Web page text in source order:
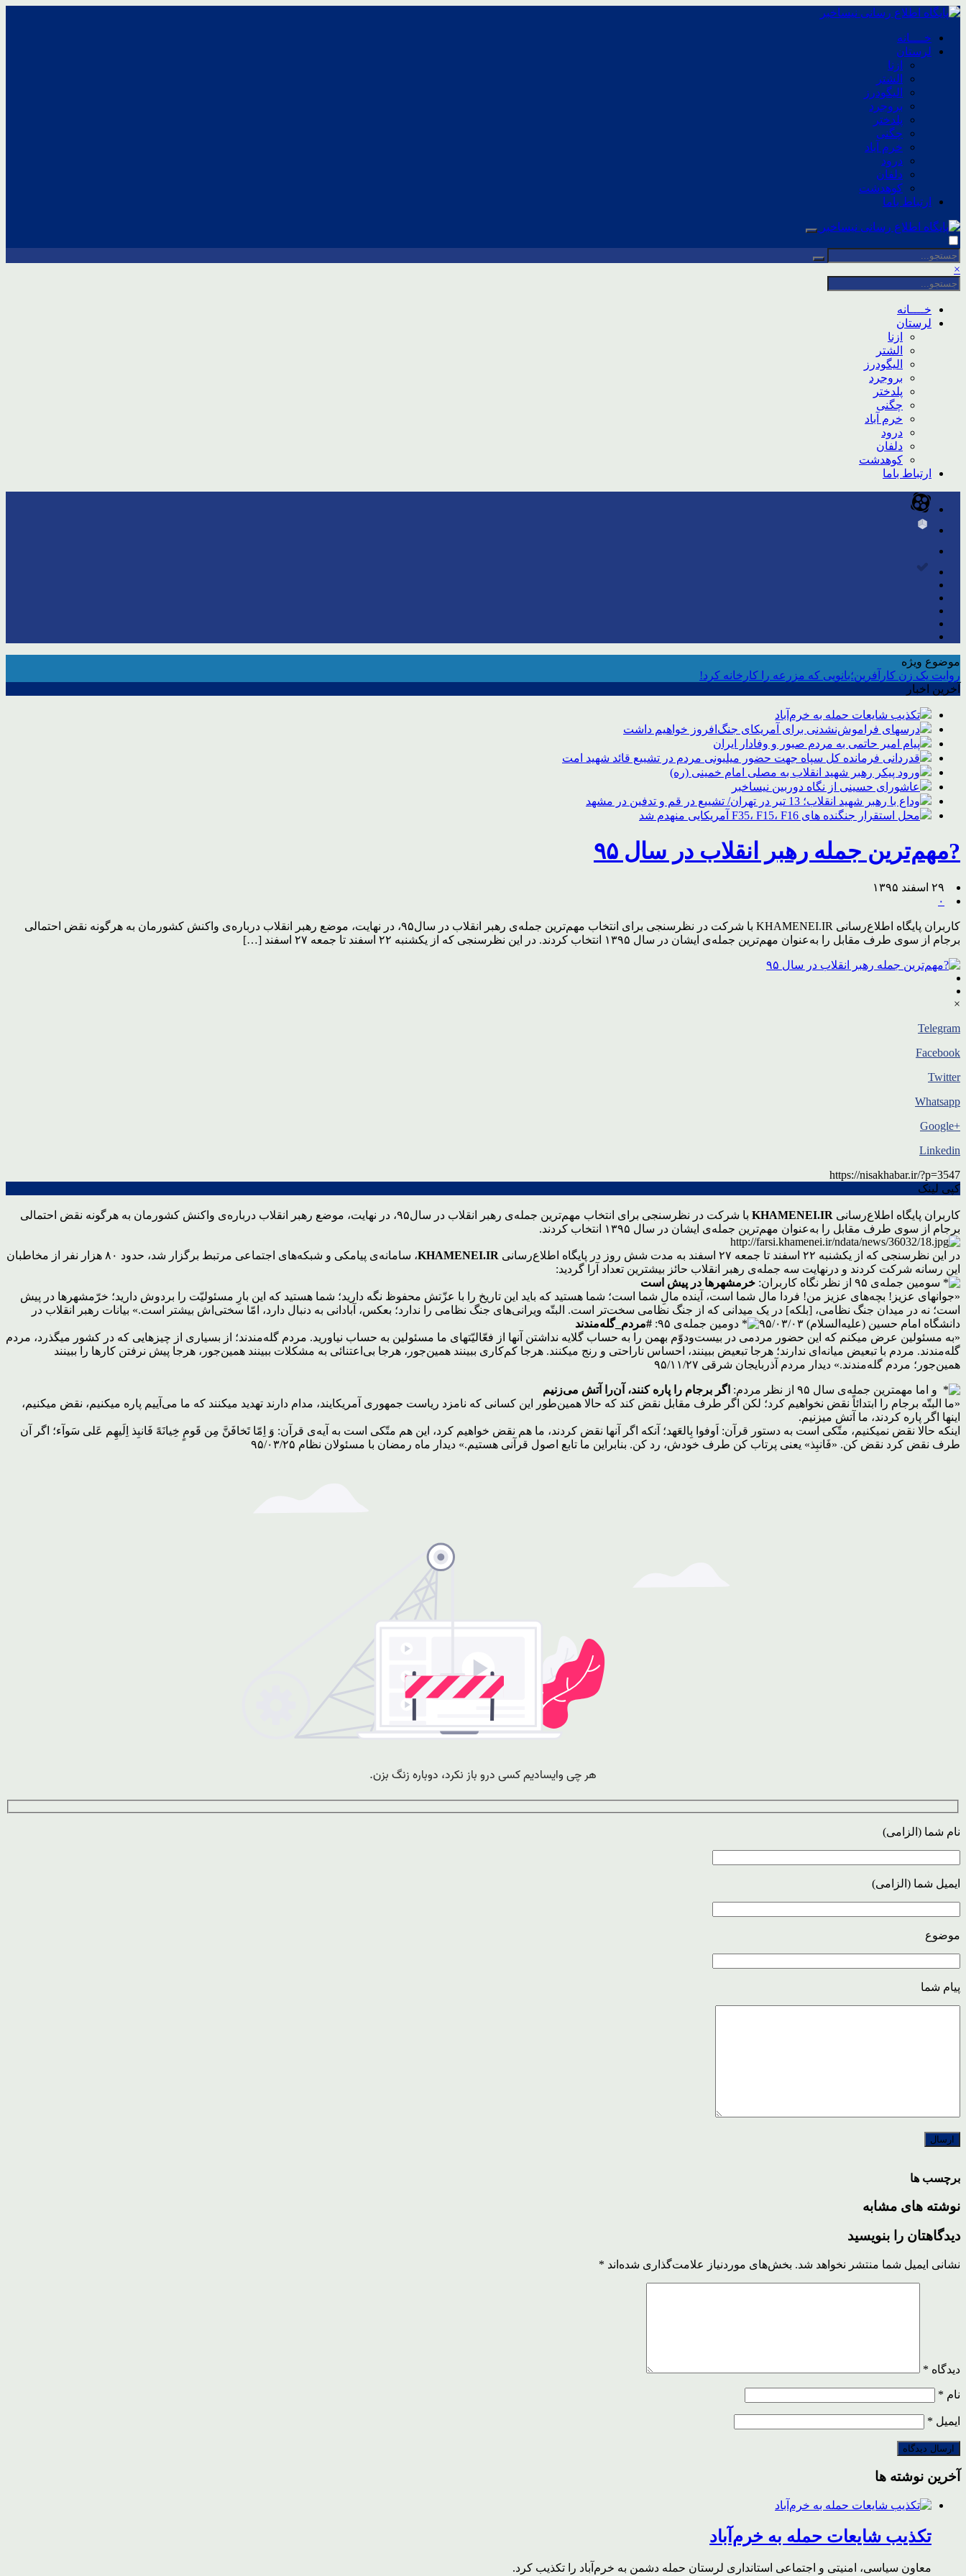
خــــانه
لرستان
ازنا
الشتر
الیگودرز
بروجرد
پلدختر
چگنی
خرم آباد
درود
دلفان
کوهدشت
ارتباط باما
×
خــــانه
لرستان
ازنا
الشتر
الیگودرز
بروجرد
پلدختر
چگنی
خرم آباد
درود
دلفان
کوهدشت
ارتباط باما
موضوع ویژه
روایت یک زن کارآفرین؛بانویی که مزرعه را کارخانه کرد!
آخرین اخبار
تکذیب شایعات حمله به خرم‌آباد
درسهای فراموش‌نشدنی برای آمریکای جنگ‌افروز خواهیم داشت
پیام امیر حاتمی به مردم صبور و وفادار ایران
قدردانی فرمانده کل سپاه جهت حضور میلیونی مردم در تشییع قائد شهید امت
ورود پیکر رهبر شهید انقلاب به مصلی امام خمینی (ره)
عاشورای حسینی از نگاه دوربین نیساخبر
وداع با رهبر شهید انقلاب؛ 13 تیر در تهران/ تشییع در قم و تدفین در مشهد
محل استقرار جنگنده های F35، F15، F16 آمریکایی منهدم شد
?مهم‌ترین جمله رهبر انقلاب در سال ۹۵
۲۹ اسفند ۱۳۹۵
۰
کاربران پایگاه اطلاع‌رسانی KHAMENEI.IR با شرکت در نظرسنجی برای انتخاب مهم‌ترین جمله‌ی رهبر انقلاب در سال۹۵، در نهایت، موضع رهبر انقلاب درباره‌ی واکنش کشورمان به هرگونه نقض احتمالی
برجام از سوی طرف مقابل را به‌عنوان مهم‌ترین جمله‌ی ایشان در سال ۱۳۹۵ انتخاب کردند. در این نظرسنجی که از یکشنبه ۲۲ اسفند تا جمعه ۲۷ اسفند […]
×
Telegram
Facebook
Twitter
Whatsapp
+Google
Linkedin
https://nisakhabar.ir/?p=3547
کپی لینک
کاربران پایگاه اطلاع‌رسانی KHAMENEI.IR
با شرکت در نظرسنجی برای انتخاب مهم‌ترین جمله‌ی رهبر انقلاب در سال۹۵، در نهایت، موضع رهبر انقلاب درباره‌ی واکنش کشورمان به هرگونه نقض احتمالی
برجام از سوی طرف مقابل را به‌عنوان مهم‌ترین جمله‌ی ایشان در سال ۱۳۹۵ انتخاب کردند.
در این نظرسنجی که از یکشنبه ۲۲ اسفند تا جمعه ۲۷ اسفند به مدت شش روز در پایگاه اطلاع‌رسانی KHAMENEI.IR
، سامانه‌ی پیامکی و شبکه‌های اجتماعی مرتبط برگزار شد، حدود ۸۰ هزار نفر از مخاطبان
این رسانه شرکت کردند و درنهایت سه جمله‌ی رهبر انقلاب حائز بیشترین تعداد آرا گردید:
سومین جمله‌ی ۹۵ از نظر نگاه کاربران:
خرمشهر‌ها در پیش است
«جوانهای عزیز! بچه‌های عزیز من! فردا مال شما است، آینده مالِ شما است؛ شما هستید که باید این تاریخ را با عزّتش محفوظ نگه دارید؛ شما هستید که این بارِ مسئولیّت را بردوش دارید؛ خرّمشهرها در پیش
است؛ نه در میدان جنگ نظامی، [بلکه‌] در یک میدانی که از جنگ نظامی سخت‌تر است. البتّه ویرانی‌های جنگ نظامی را ندارد؛ بعکس، آبادانی به دنبال دارد، امّا سختی‌اش بیشتر است.» بیانات رهبر انقلاب در
دانشگاه امام حسین (علیه‌السلام) ۹۵/۰۳/۰۳
دومین جمله‌ی ۹۵:
#مردم_گله‌مندند
«به مسئولین عرض میکنم که این حضور مردمی در بیست‌و‌دوّم بهمن را به حساب گلایه نداشتن آنها از فعّالیّتهای ما مسئولین به حساب نیاورید. مردم گله‌مندند؛ از بسیاری از چیزهایی که در کشور میگذرد، مردم
گله‌مندند. مردم با تبعیض میانه‌ای ندارند؛ هرجا تبعیض ببینند، احساس ناراحتی و رنج میکنند. هرجا کم‌کاری ببینند همین‌جور، هرجا بی‌اعتنائی به مشکلات ببینند همین‌جور، هرجا پیش نرفتن کارها را ببینند
همین‌جور؛ مردم گله‌مندند.» دیدار مردم آذربایجان شرقی ۹۵/۱۱/۲۷
و اما مهمترین جمله‌ی سال ۹۵ از نظر مردم:
اگر برجام را پاره کنند، آن‌را آتش می‌زنیم
«ما البتّه برجام را ابتدائاً نقض نخواهیم کرد؛ لکن اگر طرف مقابل نقض کند که حالا همین‌طور این کسانی که نامزد ریاست جمهوری آمریکایند، مدام دارند تهدید میکنند که ما می‌آییم پاره میکنیم، نقض میکنیم،
اینها اگر پاره کردند، ما آتش میزنیم.
اینکه حالا نقض نمیکنیم، متّکی است به دستور قرآن: اَوفوا بِالعَهد؛ آنکه اگر آنها نقض کردند، ما هم نقض خواهیم کرد، این هم متّکی است به آیه‌ی قرآن: وَ اِمّا تَخافَنَّ مِن قَومٍ خِیانَهً فَانبِذ اِلَیهِم عَلی‌ سَوآء؛ اگر آن
طرف نقض کرد نقض کن. «فَانبِذ» یعنی پرتاب کن طرف خودش، رد کن. بنابراین ما تابع اصول قرآنی هستیم.» دیدار ماه رمضان با مسئولان نظام ۹۵/۰۳/۲۵
نام شما (الزامی)
ایمیل شما (الزامی)
موضوع
پیام شما
برچسب ها
نوشته های مشابه
دیدگاهتان را بنویسید
نشانی ایمیل شما منتشر نخواهد شد. بخش‌های موردنیاز علامت‌گذاری شده‌اند *
دیدگاه *
نام *
ایمیل *
آخرین نوشته ها
تکذیب شایعات حمله به خرم‌آباد
معاون سیاسی، امنیتی و اجتماعی استانداری لرستان حمله دشمن به خرم‌آباد را تکذیب کرد.